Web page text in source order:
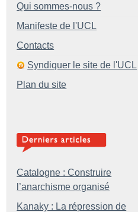
Qui sommes-nous ?
Manifeste de l'UCL
Contacts
Syndiquer le site de l'UCL
Plan du site
Catalogne : Construire
l’anarchisme organisé
Kanaky : La répression de